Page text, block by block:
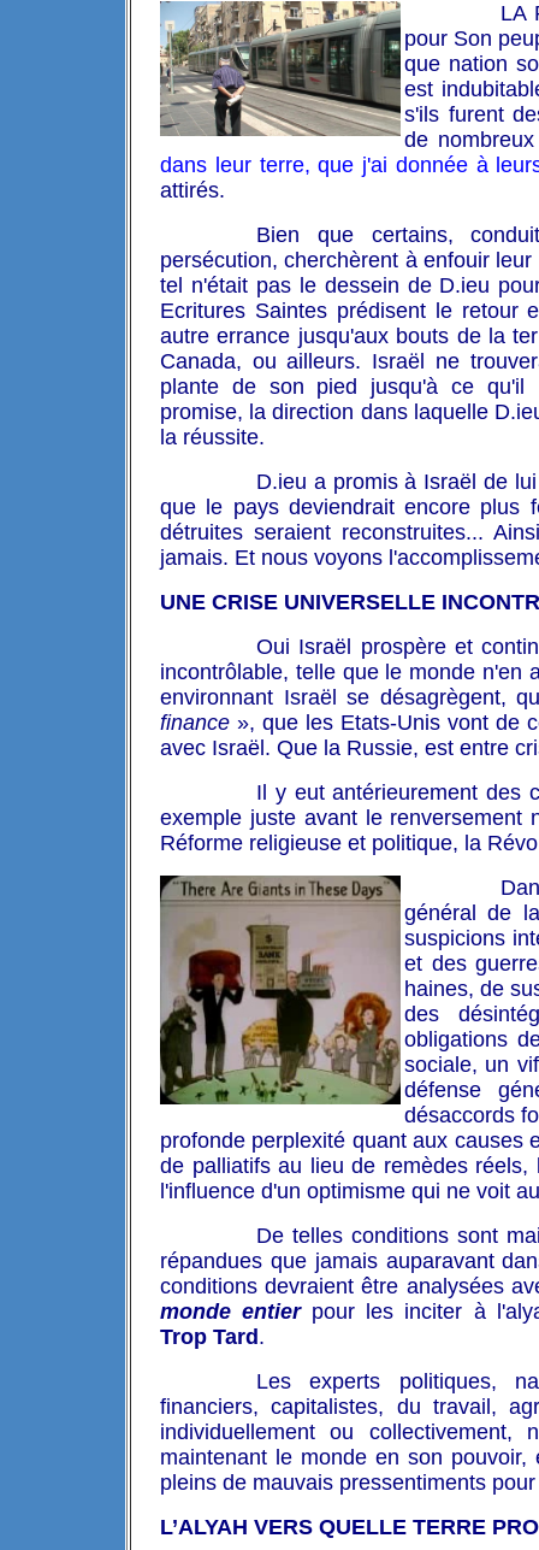
LA
pour Son
que nation
est
s'ils furent
de
dans leur terre, que j'ai donnée à
attirés.
Bien que certains,
persécution, cherchèrent à enfouir
tel n'était pas ledessein de D.ieu
Ecritures Saintes prédisent le retour
autre errance jusqu'aux bouts de la
Canada, ou ailleurs. Israël ne
plante de son pied jusqu'à ce
promise, la direction dans laquelle
la réussite.
D.ieu a promis à Israël de
que le pays deviendrait encore plus
détruites seraient reconstruites...
jamais. Et nous voyons
UNE CRISE UNIVERSELLE
Oui Israël prospère et
incontrôlable, telle que le monde n'en
environnant Israël se désagrègent,
finance », que les Etats-Unis vont de
avec Israël. Que l a Russie, est entre
Il y eut antérieurement des
exemple juste avant le renversement
Réforme religieuse et politique, la
général de
suspicions
et des
haines, de
des
obligations
sociale, un
défense
désaccords
profonde perplexité quant aux causes
de palliatifs au lieu de remèdes
l'influence d'un optimisme qui ne voit
De telles conditions sont
répandues que jamaisauparavant
conditions devraient être analysées
monde entierpour les inciter à
Trop Tard .
Les experts politiques,
financiers, capitalistes, du travail,
individuellement ou
maintenant le monde en son
pleins de mauvais pressentiments
L’ALYAH VERS QUELLE TERRE